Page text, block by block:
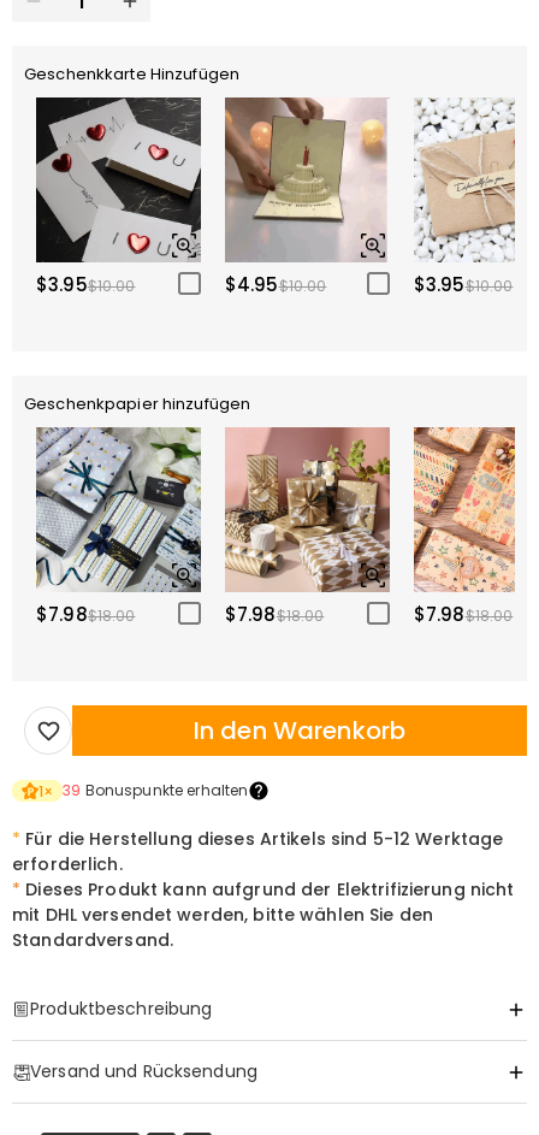
Geschenkkarte Hinzufügen
$3.95$10.00 $4.95$10.00 $3.95$10.00
Geschenkpapier hinzufügen
$7.98$18.00 $7.98$18.00 $7.98$18.00
In den Warenkorb
1× 39 Bonuspunkte erhalten
* Für die Herstellung dieses Artikels sind 5-12 Werktage
erforderlich.
* Dieses Produkt kann aufgrund der Elektrifizierung nicht
mit DHL versendet werden, bitte wählen Sie den
Standardversand.
Produktbeschreibung
Versand und Rücksendung